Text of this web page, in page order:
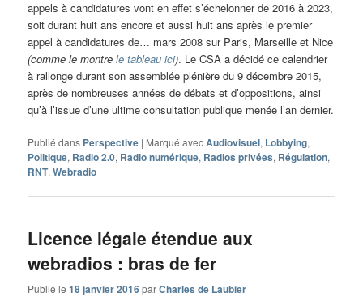
appels à candidatures vont en effet s’échelonner de 2016 à 2023,
soit durant huit ans encore et aussi huit ans après le premier
appel à candidatures de… mars 2008 sur Paris, Marseille et Nice
(comme le montrele tableau ici). Le CSA a décidé ce calendrier
à rallonge durant son assemblée plénière du 9 décembre 2015,
après de nombreuses années de débats et d’oppositions, ainsi
qu’à l’issue d’une ultime consultation publique menée l’an dernier.
Publié dans Perspective | Marqué avecAudiovisuel, Lobbying,
Politique, Radio 2.0, Radio numérique, Radios privées, Régulation,
RNT,Webradio
Licence légale étendue aux
webradios : bras de fer
Publié le18 janvier 2016parCharles de Laubier